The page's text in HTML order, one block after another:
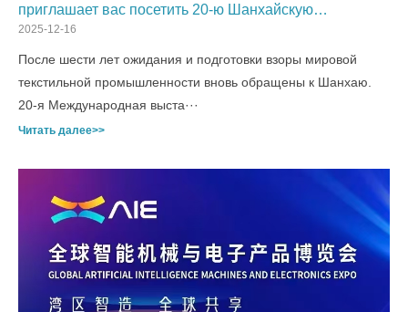
приглашает вас посетить 20-ю Шанхайскую
международную выставку текстильной
2025-12-16
После шести лет ожидания и подготовки взоры мировой
текстильной промышленности вновь обращены к Шанхаю.
20-я Международная выста···
Читать далее>>